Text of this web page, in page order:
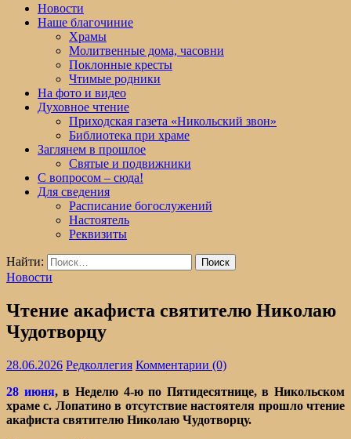
Новости
Наше благочиние
Храмы
Молитвенные дома, часовни
Поклонные кресты
Чтимые родники
На фото и видео
Духовное чтение
Приходская газета «Никольский звон»
Библиотека при храме
Заглянем в прошлое
Святые и подвижники
С вопросом – сюда!
Для сведения
Расписание богослужений
Настоятель
Реквизиты
Найти:
Новости
Чтение акафиста святителю Николаю
Чудотворцу
28.06.2026 Редколлегия Комментарии (0)
28 июня, в Неделю 4-ю по Пятидесятнице, в Никольском
храме с. Лопатино в отсутствие настоятеля прошло чтение
акафиста святителю Николаю Чудотворцу.